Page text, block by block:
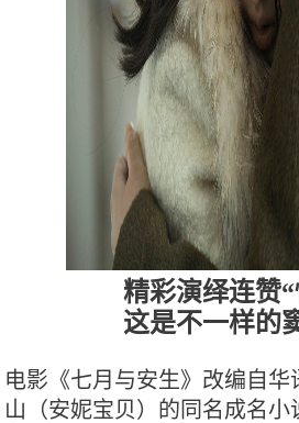
精彩演绎连赞
这是不一样的
电影《七月与安生》改编自华
山（安妮宝贝）的同名成名小